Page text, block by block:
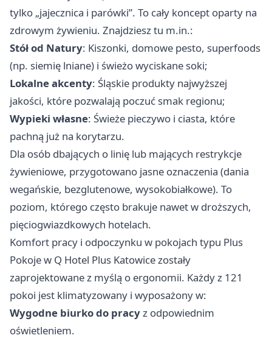
tylko „jajecznica i parówki”. To cały koncept oparty na
zdrowym żywieniu. Znajdziesz tu m.in.:
Stół od Natury: Kiszonki, domowe pesto, superfoods
(np. siemię lniane) i świeżo wyciskane soki;
Lokalne akcenty: Śląskie produkty najwyższej
jakości, które pozwalają poczuć smak regionu;
Wypieki własne: Świeże pieczywo i ciasta, które
pachną już na korytarzu.
Dla osób dbających o linię lub mających restrykcje
żywieniowe, przygotowano jasne oznaczenia (dania
wegańskie, bezglutenowe, wysokobiałkowe). To
poziom, którego często brakuje nawet w droższych,
pięciogwiazdkowych hotelach.
Komfort pracy i odpoczynku w pokojach typu Plus
Pokoje w Q Hotel Plus Katowice zostały
zaprojektowane z myślą o ergonomii. Każdy z 121
pokoi jest klimatyzowany i wyposażony w:
Wygodne biurko do pracyz odpowiednim
oświetleniem.